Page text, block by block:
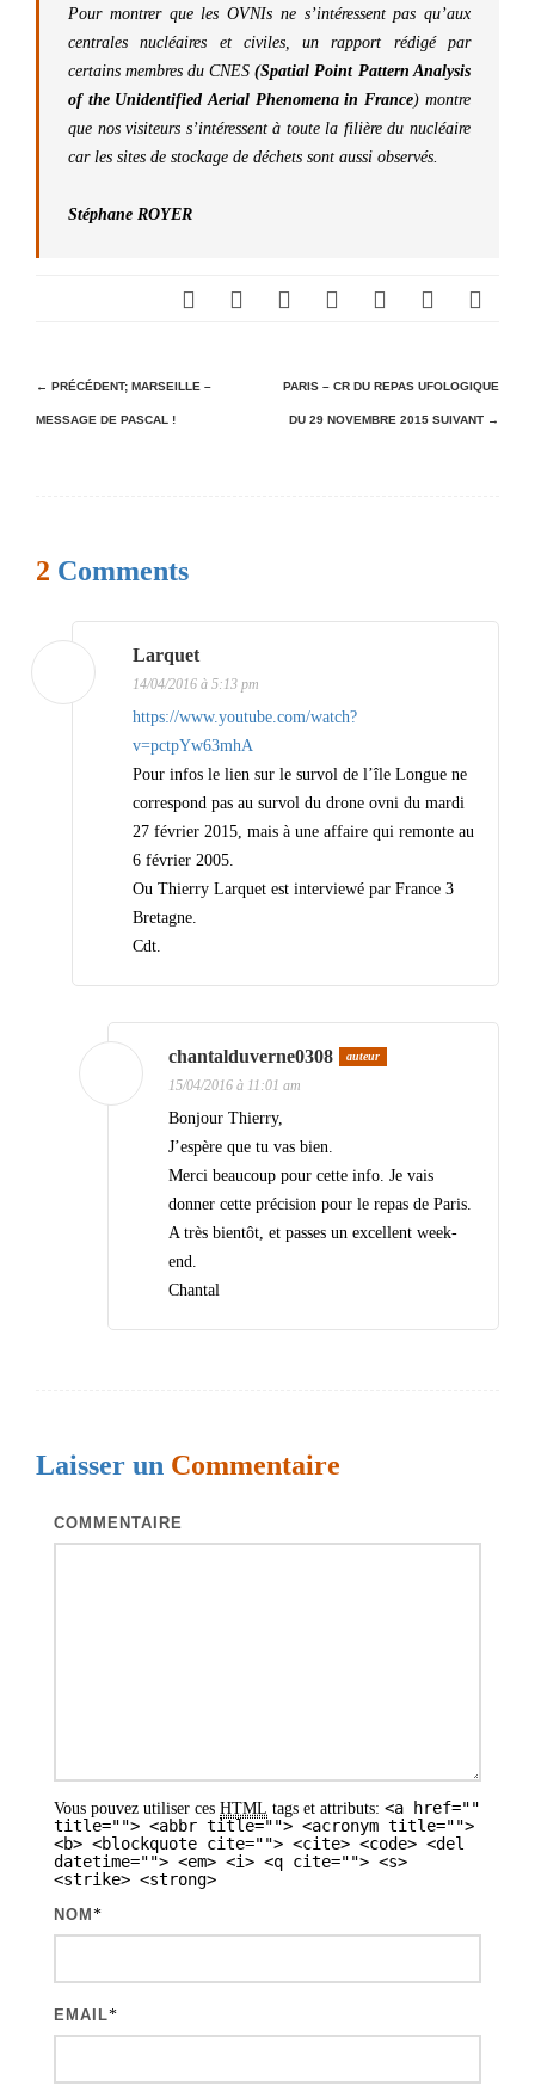
Pour montrer que les OVNIs ne s’intéressent pas qu’aux
centrales nucléaires et civiles, un rapport rédigé par
certains membres du CNES (Spatial Point Pattern Analysis
of the Unidentified Aerial Phenomena in France) montre
que nos visiteurs s’intéressent à toute la filière du nucléaire
car les sites de stockage de déchets sont aussi observés.
Stéphane ROYER
N
a
a
i
o
← PRÉCÉDENT; MARSEILLE –
MESSAGE DE PASCAL !
PARIS – CR DU REPAS UFOLOGIQUE
DU 29 NOVEMBRE 2015 SUIVANT →
2 Comments
Larquet
14/04/2016 à 5:13 pm
https://www.youtube.com/watch?
v=pctpYw63mhA
Pour infos le lien sur le survol de l’île Longue ne
correspond pas au survol du drone ovni du mardi
27 février 2015, mais à une affaire qui remonte au
6 février 2005.
Ou Thierry Larquet est interviewé par France 3
Bretagne.
Cdt.
chantalduverne0308 auteur
15/04/2016 à 11:01 am
Bonjour Thierry,
J’espère que tu vas bien.
Merci beaucoup pour cette info. Je vais
donner cette précision pour le repas de Paris.
A très bientôt, et passes un excellent week-
end.
Chantal
Laisser un Commentaire
COMMENTAIRE
Vous pouvez utiliser ces HTML tags et attributs: <a href=""
title=""> <abbr title=""> <acronym title="">
<b> <blockquote cite=""> <cite> <code> <del
datetime=""> <em> <i> <q cite=""> <s>
<strike> <strong>
NOM *
EMAIL*